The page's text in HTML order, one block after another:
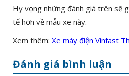
Hy vọng những đánh giá trên sẽ
tế hơn về mẫu xe này.
Xem thêm: Xe máy điện Vinfast
Đánh giá bình luận